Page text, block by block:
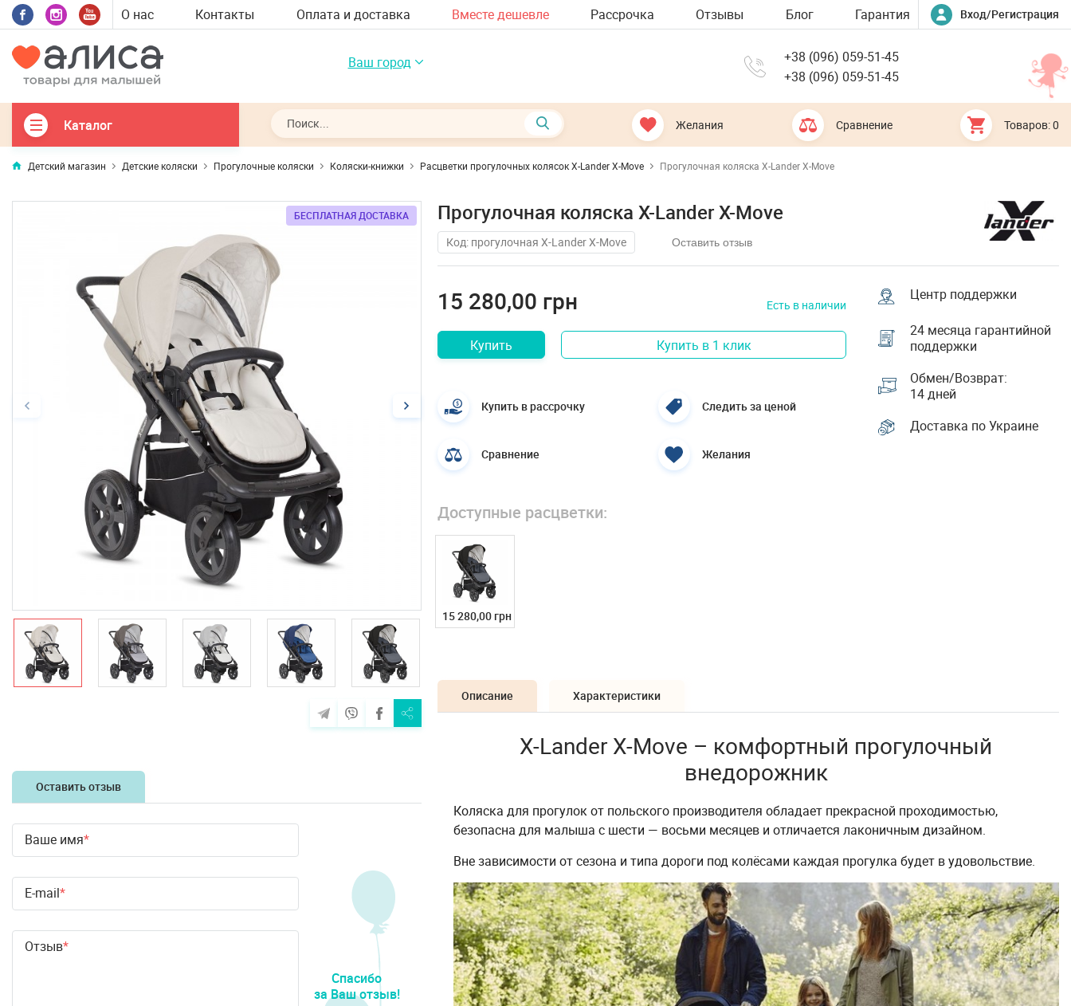
О нас Контакты Оплата и доставка Вместе дешевле Рассрочка Отзывы Блог Гарантия Вход/Регистрация
Ваш город
+38 (096) 059-51-45
+38 (096) 059-51-45
Каталог Желания Сравнение Товаров: 0
Детский магазин Детские коляски Прогулочные коляски Коляски-книжки Расцветки прогулочных колясок X-Lander X-Move Прогулочная коляска X-Lander X-Move
БЕСПЛАТНАЯ ДОСТАВКА
БЕСПЛАТНАЯ ДОСТАВКА
БЕСПЛАТНАЯ ДОСТАВКА
БЕСПЛАТНАЯ ДОСТАВКА
БЕСПЛАТНАЯ ДОСТАВКА
БЕСПЛАТНАЯ ДОСТАВКА
Оставить отзыв
Ваше имя
E-mail
Отзыв
Спасибо
за Ваш отзыв!
Прогулочная коляска X-Lander X-Move
Код: прогулочная X-Lander X-Move Оставить отзыв
15 280,00 грн Есть в наличии
Купить Купить в 1 клик
Купить в рассрочку Следить за ценой
Сравнение Желания
Центр поддержки
24 месяца гарантийной
поддержки
Обмен/Возврат:
14 дней
Доставка по Украине
Доступные расцветки:
15 280,00 грн
Описание Характеристики
X-Lander X-Move – комфортный прогулочный
внедорожник
Коляска для прогулок от польского производителя обладает прекрасной проходимостью,
безопасна для малыша с шести — восьми месяцев и отличается лаконичным дизайном.
Вне зависимости от сезона и типа дороги под колёсами каждая прогулка будет в удовольствие.